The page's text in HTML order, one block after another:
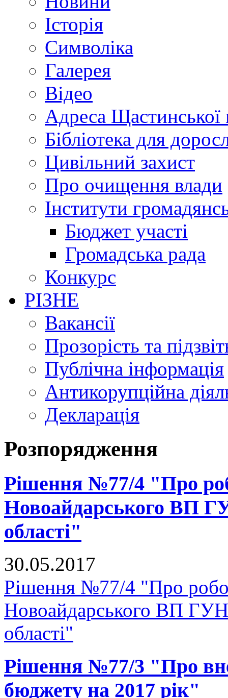
Історія
Символіка
Галерея
Відео
Адреса Щастинської
Бібліотека для
Цивільний захист
Про очищення влади
Інститути
Бюджет участі
Громадська рада
Конкурс
РІЗНЕ
Вакансії
Прозорість та
Публічна інформація
Антикорупційна
Декларація
Розпорядження
Рішення №77/4 "Про
Новоайдарського ВП
області"
30.05.2017
Рішення №77/4 "Про
Новоайдарського ВП
області"
Рішення №77/3 "Про
бюджету на 2017 рік"